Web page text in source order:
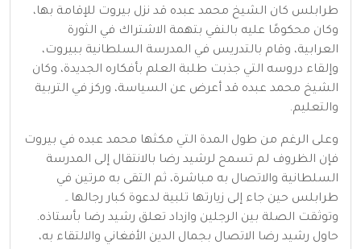
طرابلس كان الشيخ محمد عبده قد نزل بيروت للإقامة بها،
وكان محكومًا عليه بالنفي بتهمة الاشتراك في الثورة
العرابية، وقام بالتدريس في المدرسة السلطانية ببيروت،
وإلقاء دروسه التي جذبت طلبة العلم بأفكاره الجديدة، وكان
الشيخ محمد عبده قد أعرض عن السياسة، وركز في التربية
والتعليم.
وعلى الرغم من طول المدة التي مكثها محمد عبده في بيروت
فإن الظروف لم تسمح لرشيد رضا بالانتقال إلى المدرسة
السلطانية والاتصال به مباشرة، ثم التقى به مرتين في
طرابلس حين جاء إلى زيارتها تلبية لدعوة كبار رجالها۔
وتوثقت الصلة بين الرجلين وازداد تعلق رشيد رضا بأستاذه.
حاول رشيد رضا الاتصال بجمال الدين الأفغاني والالتقاء به،